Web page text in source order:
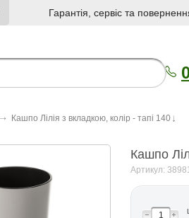
Гарантія, сервіс та
Кашпо Лілія з вкладкою, колір - тапі 140
Кашпо
Артикул: